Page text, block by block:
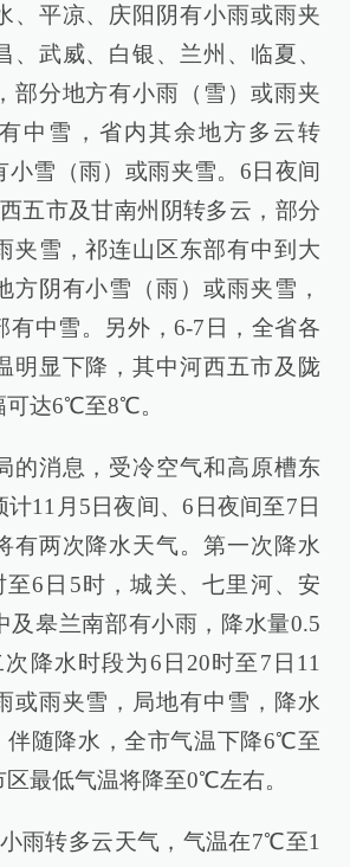
、平凉、庆阳阴有小雨或雨夹
、武威、白银、兰州、临夏、
部分地方有小雨（雪）或雨夹
中雪，省内其余地方多云转
小雪（雨）或雨夹雪。6日夜间
五市及甘南州阴转多云，部分
夹雪，祁连山区东部有中到大
方阴有小雪（雨）或雨夹雪，
有中雪。另外，6-7日，全省各
明显下降，其中河西五市及陇
可达6℃至8℃。
的消息，受冷空气和高原槽东
11月5日夜间、6日夜间至7日
有两次降水天气。第一次降水
至6日5时，城关、七里河、安
及皋兰南部有小雨，降水量0.5
降水时段为6日20时至7日11
或雨夹雪，局地有中雪，降水
伴随降水，全市气温下降6℃至
最低气温将降至0℃左右。
雨转多云天气，气温在7℃至1